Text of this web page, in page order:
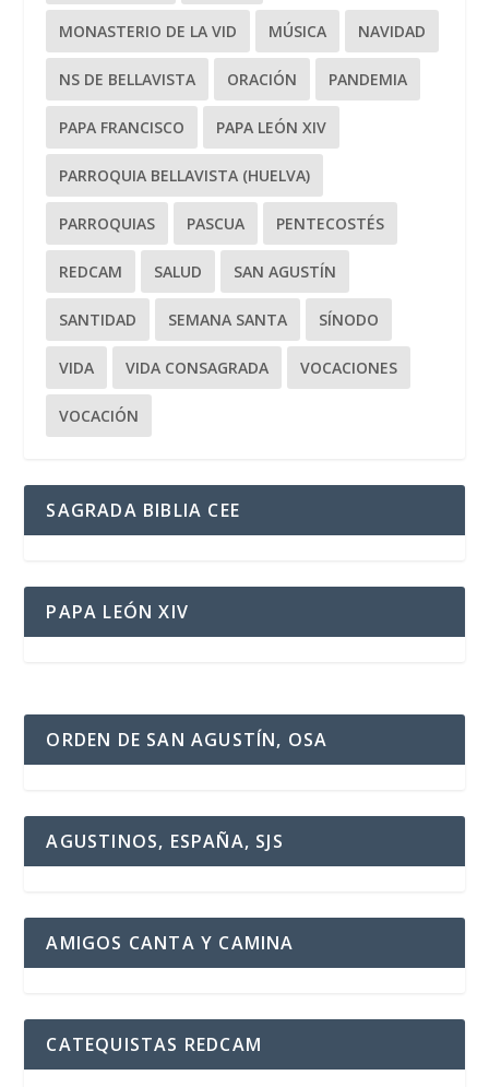
MONASTERIO DE LA VID MÚSICA NAVIDAD
NS DE BELLAVISTA ORACIÓN PANDEMIA
PAPA FRANCISCO PAPA LEÓN XIV
PARROQUIA BELLAVISTA (HUELVA)
PARROQUIAS PASCUA PENTECOSTÉS
REDCAM SALUD SAN AGUSTÍN
SANTIDAD SEMANA SANTA SÍNODO
VIDA VIDA CONSAGRADA VOCACIONES
VOCACIÓN
SAGRADA BIBLIA CEE
PAPA LEÓN XIV
ORDEN DE SAN AGUSTÍN, OSA
AGUSTINOS, ESPAÑA, SJS
AMIGOS CANTA Y CAMINA
CATEQUISTAS REDCAM